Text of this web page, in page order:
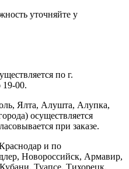
уточняйте у
по г.
19-00.
Ялта, Алушта, Алупка,
осуществляется
при заказе.
и по
Новороссийск, Армавир,
Туапсе, Тихорецк,